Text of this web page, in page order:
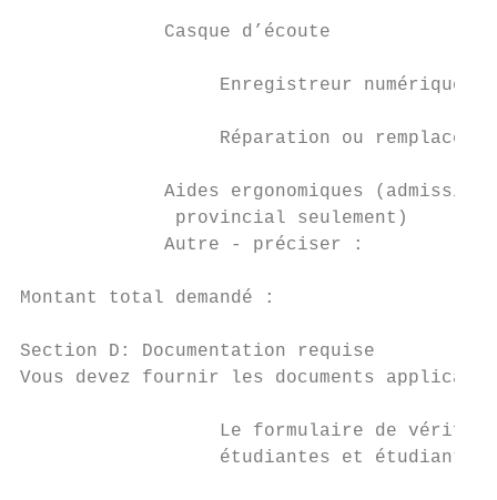
Casque d’écoute
Enregistreur numérique
Réparation ou
Aides ergonomiques
              provincial seulement)
Autre - préciser :
Montant total demandé :
Section D: Documentation requise
Vous devez fournir les documents
Le formulaire de
étudiantes et étudiants